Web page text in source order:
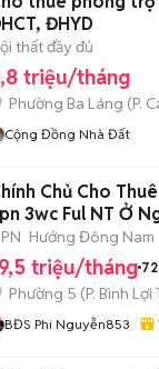
ĐHYD
thất đầy đủ
triệu/tháng
Phường Ba Láng (P.
Cộng Đồng Nhà Đất
Chủ Cho
3wc Ful NT Ở
Hướng Đông Nam
triệu/tháng
Phường 5 (P. Bình Lợi
BĐS Phi Nguyễn853